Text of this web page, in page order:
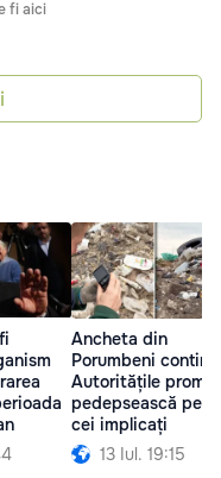
fi aici
Ancheta din
Porumbeni
Autoritățile promit
pedepsească pe
cei implicați
13 Iul. 19:15